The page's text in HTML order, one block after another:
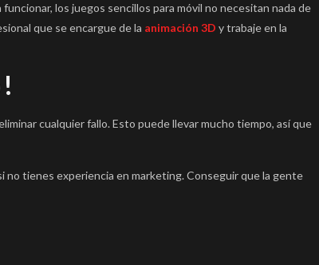
los juegos sencillos para móvil no necesitan nada de
que se encargue de la animación 3D y trabaje en la
cualquier fallo. Esto puede llevar mucho tiempo, así que
no tienes experiencia en marketing. Conseguir que la gente